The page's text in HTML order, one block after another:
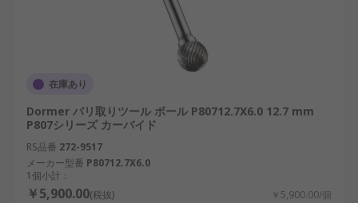
在庫あり
Dormer バリ取りツール ボール P80712.7X6.0 12.7 mm
P807シリーズ カーバイド
RS品番 272-9517
メーカー型番 P80712.7X6.0
1個小計：
￥5,900.00(税抜) ￥5,900.00/個